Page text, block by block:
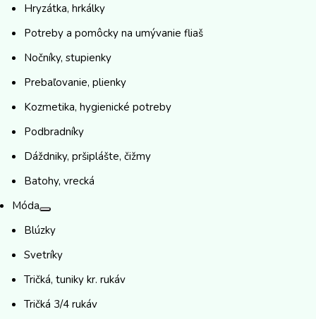
Hryzátka, hrkálky
Potreby a pomôcky na umývanie fliaš
Nočníky, stupienky
Prebaľovanie, plienky
Kozmetika, hygienické potreby
Podbradníky
Dáždniky, pršiplášte, čižmy
Batohy, vrecká
Móda
Blúzky
Svetríky
Tričká, tuniky kr. rukáv
Tričká 3/4 rukáv